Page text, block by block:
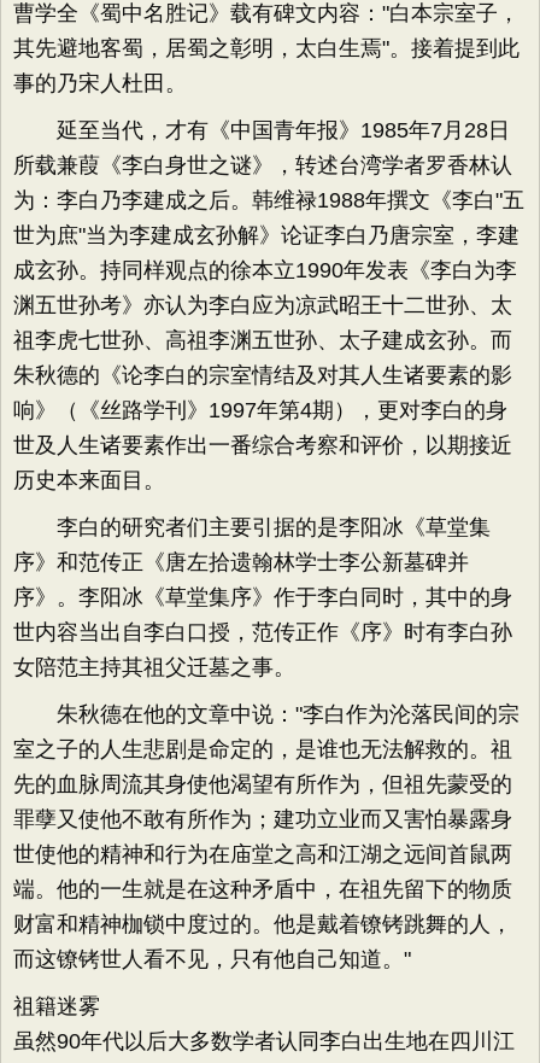
曹学全《蜀中名胜记》载有碑文内容："白本宗室子，
其先避地客蜀，居蜀之彰明，太白生焉"。接着提到此
事的乃宋人杜田。
延至当代，才有《中国青年报》1985年7月28日
所载兼葭《李白身世之谜》，转述台湾学者罗香林认
为：李白乃李建成之后。韩维禄1988年撰文《李白"五
世为庶"当为李建成玄孙解》论证李白乃唐宗室，李建
成玄孙。持同样观点的徐本立1990年发表《李白为李
渊五世孙考》亦认为李白应为凉武昭王十二世孙、太
祖李虎七世孙、高祖李渊五世孙、太子建成玄孙。而
朱秋德的《论李白的宗室情结及对其人生诸要素的影
响》（《丝路学刊》1997年第4期），更对李白的身
世及人生诸要素作出一番综合考察和评价，以期接近
历史本来面目。
李白的研究者们主要引据的是李阳冰《草堂集
序》和范传正《唐左拾遗翰林学士李公新墓碑并
序》。李阳冰《草堂集序》作于李白同时，其中的身
世内容当出自李白口授，范传正作《序》时有李白孙
女陪范主持其祖父迁墓之事。
朱秋德在他的文章中说："李白作为沦落民间的宗
室之子的人生悲剧是命定的，是谁也无法解救的。祖
先的血脉周流其身使他渴望有所作为，但祖先蒙受的
罪孽又使他不敢有所作为；建功立业而又害怕暴露身
世使他的精神和行为在庙堂之高和江湖之远间首鼠两
端。他的一生就是在这种矛盾中，在祖先留下的物质
财富和精神枷锁中度过的。他是戴着镣铐跳舞的人，
而这镣铐世人看不见，只有他自己知道。"
祖籍迷雾
虽然90年代以后大多数学者认同李白出生地在四川江